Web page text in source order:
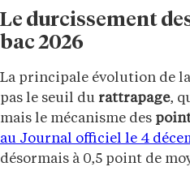
Le durcissement
bac 2026
La principale évolution de
pas le seuil du rattrapage,
mais le mécanisme des
au Journal officiel le 4
désormais à 0,5 point de